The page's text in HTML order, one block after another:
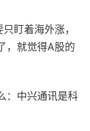
盯着海外涨，
，就觉得A股的
：中兴通讯是科